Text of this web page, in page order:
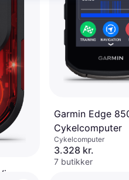
Garmin Edge
Cykelcomputer
Cykelcomputer
3.328 kr.
7 butikker